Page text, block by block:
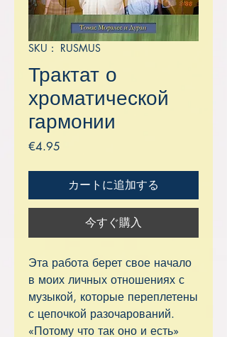
SKU： RUSMUS
Трактат о
хроматической
гармонии
€4.95
カートに追加する
今すぐ購入
Эта работа берет свое начало
в моих личных отношениях с
музыкой, которые переплетены
с цепочкой разочарований.
«Потому что так оно и есть»